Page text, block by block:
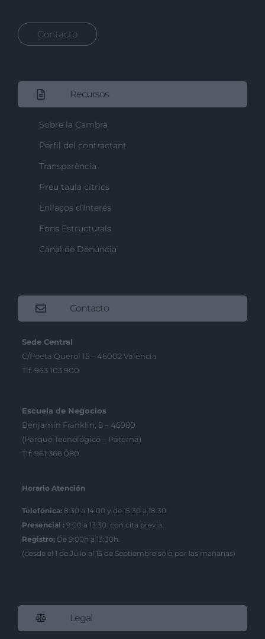
Contacto
Recursos
Sobre la Cambra
Perfil del contractant
Transparència
Preu taula cítrics
Enllaços d’Interés
Fons Estructurals
Canal de Denúncia
Contacto
Sede Central
C/Poeta Querol 15 – 46002 València
Tlf. 963 103 900
Escuela de Negocios
Benjamín Franklin, 8 – 46980
(Parque Tecnológico – Paterna)
Tlf. 961 366 080
Horario Atención
Telefónica: 8:30 a 14:00 y de 15:30 a 18:30
Presencial : 9:00 a 13:30 con cita previa.
Registro; De 9:00h a 13:30h.
(desde el 1 de Julio al 15 de Septiembre sólo por las mañanas)
Legal